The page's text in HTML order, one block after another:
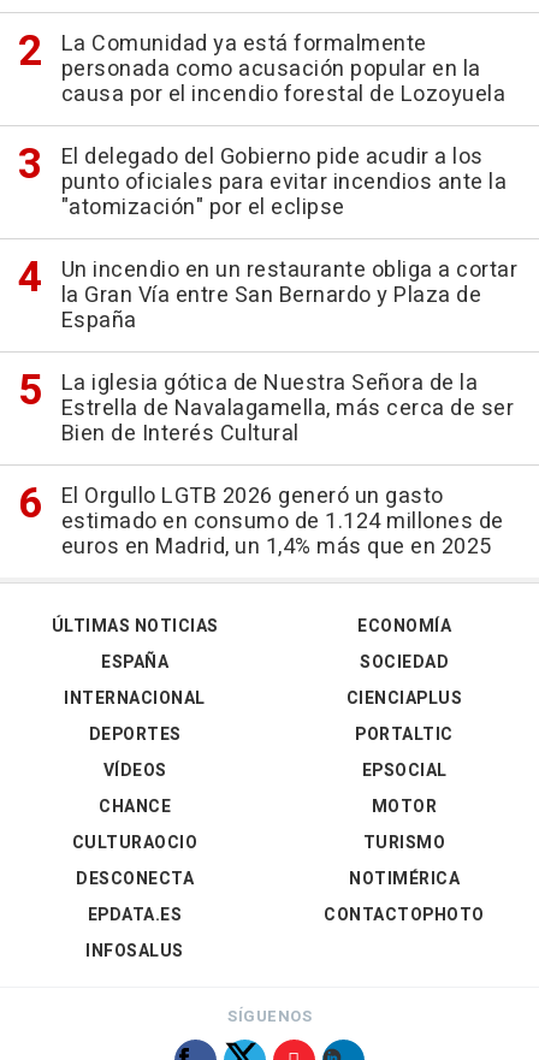
La Comunidad ya está formalmente
personada como acusación popular en la
causa por el incendio forestal de Lozoyuela
El delegado del Gobierno pide acudir a los
punto oficiales para evitar incendios ante la
"atomización" por el eclipse
Un incendio en un restaurante obliga a cortar
la Gran Vía entre San Bernardo y Plaza de
España
La iglesia gótica de Nuestra Señora de la
Estrella de Navalagamella, más cerca de ser
Bien de Interés Cultural
El Orgullo LGTB 2026 generó un gasto
estimado en consumo de 1.124 millones de
euros en Madrid, un 1,4% más que en 2025
ÚLTIMAS NOTICIAS
ESPAÑA
INTERNACIONAL
DEPORTES
VÍDEOS
ECONOMÍA
SOCIEDAD
CIENCIAPLUS
PORTALTIC
EPSOCIAL
CHANCE
CULTURAOCIO
DESCONECTA
EPDATA.ES
INFOSALUS
MOTOR
TURISMO
NOTIMÉRICA
CONTACTOPHOTO
SÍGUENOS